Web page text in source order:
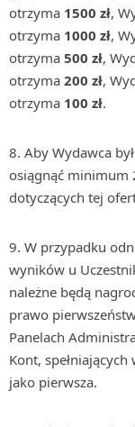
otrzyma 1500 zł,
otrzyma 1000 zł,
otrzyma 500 zł,
otrzyma 200 zł,
otrzyma 100 zł.
Aby Wydawca
osiągnąć minimum
dotyczących tej
W przypadku
wyników u
należne będą
prawo
Panelach
Kont,
jako pierwsza.